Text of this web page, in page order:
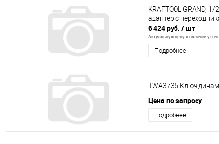
KRAFTOOL GRAND,
адаптер с
6 424 руб. / шт
Актуальную цену и наличие
Подробнее
TWA3735 Ключ
Цена по запросу
Подробнее